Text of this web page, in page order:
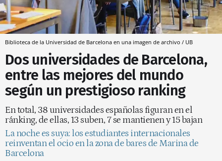
Biblioteca de la Universidad de Barcelona en una imagen de archivo / UB
Dos universidades de Barcelona,
entre las mejores del mundo
según un prestigioso ranking
En total, 38 universidades españolas figuran en el
ránking, de ellas, 13 suben, 7 se mantienen y 15 bajan
La noche es suya: los estudiantes internacionales
reinventan el ocio en la zona de bares de Marina de
Barcelona